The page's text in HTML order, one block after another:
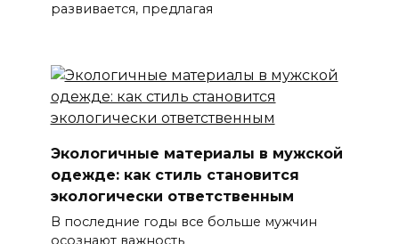
развивается, предлагая
Экологичные материалы в мужской
одежде: как стиль становится
экологически ответственным
В последние годы все больше мужчин
осознают важность